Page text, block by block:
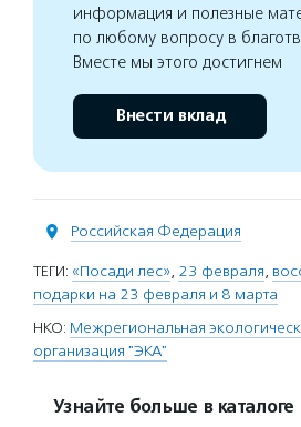
информация и полезные
по любому вопросу в
Вместе мы этого достигнем
Внести вклад
Российская Федерация
ТЕГИ: «Посади лес», 23 февраля,
подарки на 23 февраля и 8 марта
НКО: Межрегиональная
организация "ЭКА"
Узнайте больше в